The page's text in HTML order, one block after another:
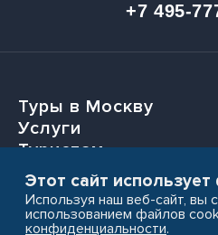
+7 495-
Туры в Москву
Услуги
Туристам
Агентствам
Этот сайт
Используя наш веб-сайт, вы
использованием файлов
конфиденциальности.